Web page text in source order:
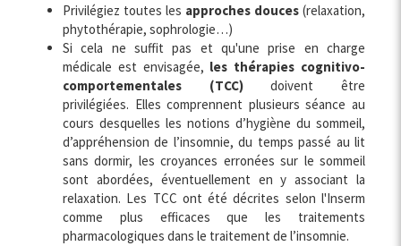
Privilégiez toutes les approches douces (relaxation,
phytothérapie, sophrologie…)
Si cela ne suffit pas et qu'une prise en charge
médicale est envisagée, les thérapies cognitivo-
comportementales (TCC)doivent être
privilégiées. Elles comprennent plusieurs séance au
cours desquelles les notions d’hygiène du sommeil,
d’appréhension de l’insomnie, du temps passé au lit
sans dormir, les croyances erronées sur le sommeil
sont abordées, éventuellement en y associant la
relaxation. Les TCC ont été décrites selon l'Inserm
comme plus efficaces que les traitements
pharmacologiques dans le traitement de l’insomnie.